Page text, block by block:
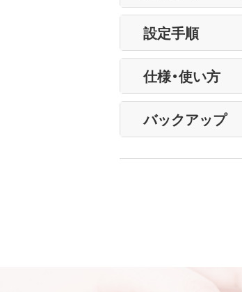
設定手順
仕様・使い方
バックアップ